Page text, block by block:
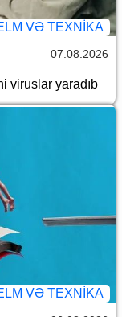
VƏ TEXNIKA
07.08.2026
viruslar yaradıb
VƏ TEXNIKA